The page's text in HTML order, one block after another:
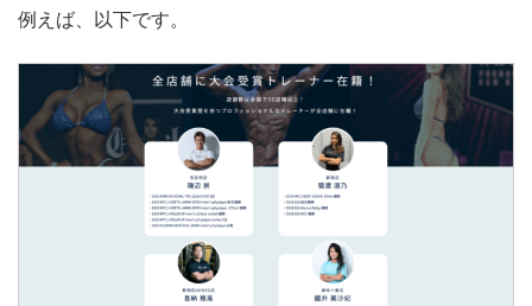
例えば、以下です。